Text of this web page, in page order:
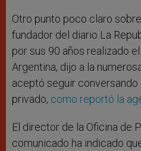
Otro punto poco claro
fundador del diario La
por sus 90 años realizado
Argentina, dijo a la
aceptó seguir conversando
privado, como reportó la
El director de la Oficina de
comunicado ha indicado